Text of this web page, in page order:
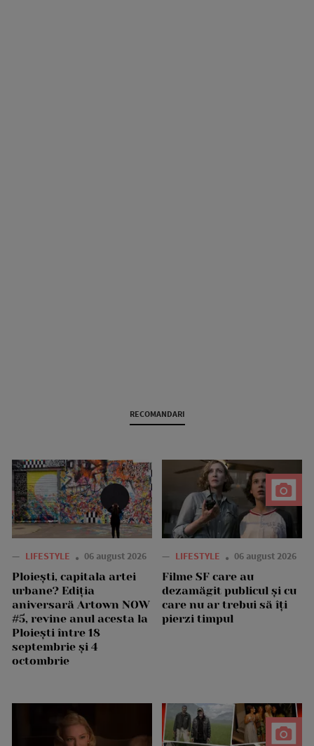
RECOMANDARI
— LIFESTYLE 06 august 2026
Ploiești, capitala artei
urbane? Ediția
aniversară Artown NOW
#5, revine anul acesta la
Ploiești între 18
septembrie și 4
octombrie
— LIFESTYLE 06 august 2026
Filme SF care au
dezamăgit publicul și cu
care nu ar trebui să îți
pierzi timpul